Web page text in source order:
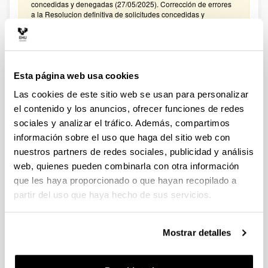
Esta página web usa cookies
Las cookies de este sitio web se usan para personalizar
el contenido y los anuncios, ofrecer funciones de redes
sociales y analizar el tráfico. Además, compartimos
información sobre el uso que haga del sitio web con
nuestros partners de redes sociales, publicidad y análisis
web, quienes pueden combinarla con otra información
que les haya proporcionado o que hayan recopilado a
partir del uso que haya hecho de sus servicios.
Mostrar detalles
concedidas y denegadas (27/05/2025). Corrección de errores
a la Resolucion definitiva de solicitudes concedidas y
CONVOCATORIA PROYECTOS DE COLABORACIÓN
Plazo de presentación cerrado: 15/01/2025 - 05/02/2025
El plazo para presentar solicitudes finaliza el 5 de febrero de
2025 a las 14:00. Hasta el 27 de enero de 2025: Para
manifestar el interés en participar en la convocatoria. Hasta el
31 de enero de 2025: Para la remisión a
convocatoriasestatales.dgi@ehu.es del ANEXO
PRESUPUESTO
CONVOCATORIA PROYECTOS DE COLABORACIÓN
PÚBLICO-PRIVADA 2023
Plazo de presentación cerrado: 30/01/2024 - 20/02/2024
2024 a las 14:00. Hasta el 12 de febrero de 2024: Para